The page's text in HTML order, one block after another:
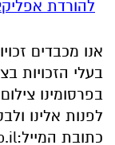
בפרסומינו
כתובת המייל: